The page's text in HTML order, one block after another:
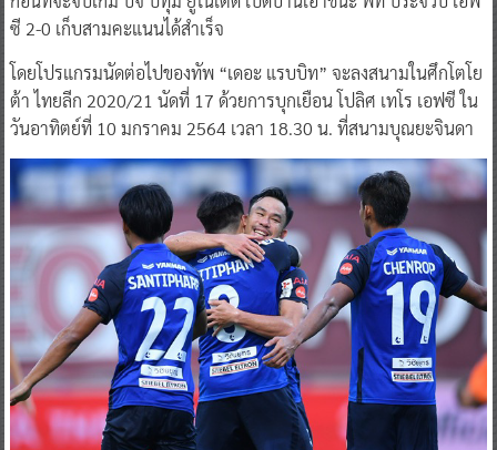
ซี 2-0 เก็บสามคะแนนได้สำเร็จ
โดยโปรแกรมนัดต่อไปของทัพ “เดอะ แรบบิท” จะลงสนามในศึกโตโย
ต้า ไทยลีก 2020/21 นัดที่ 17 ด้วยการบุกเยือน โปลิศ เทโร เอฟซี ใน
วันอาทิตย์ที่ 10 มกราคม 2564 เวลา 18.30 น. ที่สนามบุณยะจินดา